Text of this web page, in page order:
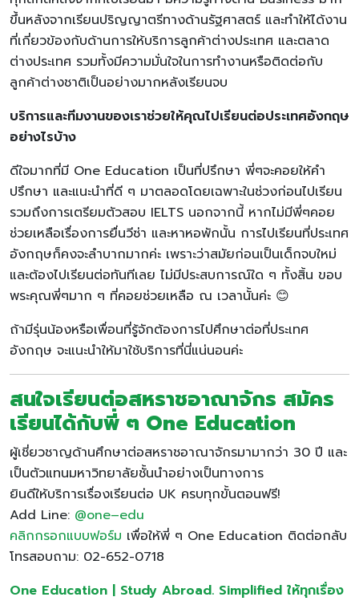
ขึ้นหลังจากเรียนปริญญาตรีทางด้านรัฐศาสตร์ และทำให้ได้งาน
ที่เกี่ยวข้องกับด้านการให้บริการลูกค้าต่างประเทศ และตลาด
ต่างประเทศ รวมทั้งมีความมั่นใจในการทำงานหรือติดต่อกับ
ลูกค้าต่างชาติเป็นอย่างมากหลังเรียนจบ
บริการและทีมงานของเราช่วยให้คุณไปเรียนต่อประเทศอังกฤษ
อย่างไรบ้าง
ดีใจมากที่มี One Education เป็นที่ปรึกษา พี่ๆจะคอยให้คำ
ปรึกษา และแนะนำที่ดี ๆ มาตลอดโดยเฉพาะในช่วงก่อนไปเรียน
รวมถึงการเตรียมตัวสอบ IELTS นอกจากนี้ หากไม่มีพี่ๆคอย
ช่วยเหลือเรื่องการยื่นวีซ่า และหาหอพักนั้น การไปเรียนที่ประเทศ
อังกฤษก็คงจะลำบากมากค่ะ เพราะว่าสมัยก่อนเป็นเด็กจบใหม่
และต้องไปเรียนต่อทันทีเลย ไม่มีประสบการณ์ใด ๆ ทั้งสิ้น ขอบ
พระคุณพี่ๆมาก ๆ ที่คอยช่วยเหลือ ณ เวลานั้นค่ะ 😊
ถ้ามีรุ่นน้องหรือเพื่อนที่รู้จักต้องการไปศึกษาต่อที่ประเทศ
อังกฤษ จะแนะนำให้มาใช้บริการที่นี่แน่นอนค่ะ
สนใจเรียนต่อสหราชอาณาจักร สมัคร
เรียนได้กับพี่ ๆ One Education
ผู้เชี่ยวชาญด้านศึกษาต่อสหราชอาณาจักรมามากว่า 30 ปี และ
เป็นตัวแทนมหาวิทยาลัยชั้นนำอย่างเป็นทางการ
ยินดีให้บริการเรื่องเรียนต่อ UK ครบทุกขั้นตอนฟรี!
Add Line: @one–edu
คลิกกรอกแบบฟอร์ม เพื่อให้พี่ ๆ One Education ติดต่อกลับ
โทรสอบถาม: 02-652-0718
One Education | Study Abroad. Simplified ให้ทุกเรื่อง